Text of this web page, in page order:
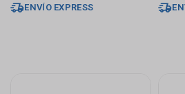
ENVÍO EXPRESS